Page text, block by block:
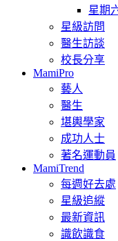
星期
星級訪問
醫生訪談
校長分享
MamiPro
藝人
醫生
堪輿學家
成功人士
著名運動員
MamiTrend
每週好去處
星級追縱
最新資訊
識飲識食